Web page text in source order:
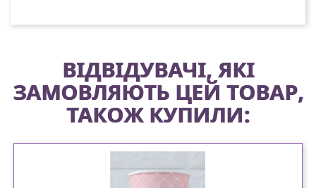
ВІДВІДУВАЧІ, ЯКІ
ЗАМОВЛЯЮТЬ ЦЕЙ ТОВАР,
ТАКОЖ КУПИЛИ: